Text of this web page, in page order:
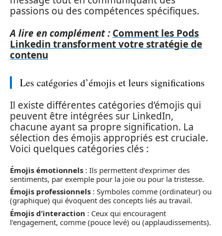
passions ou des compétences spécifiques.
A lire en complément : Comment les Pods
Linkedin transforment votre stratégie de
contenu
Les catégories d’émojis et leurs significations
Il existe différentes catégories d’émojis qui
peuvent être intégrées sur LinkedIn,
chacune ayant sa propre signification. La
sélection des émojis appropriés est cruciale.
Voici quelques catégories clés :
Émojis émotionnels : Ils permettent d’exprimer des
sentiments, par exemple pour la joie ou pour la tristesse.
Émojis professionnels : Symboles comme (ordinateur) ou
(graphique) qui évoquent des concepts liés au travail.
Émojis d’interaction : Ceux qui encouragent
l’engagement, comme (pouce levé) ou (applaudissements).